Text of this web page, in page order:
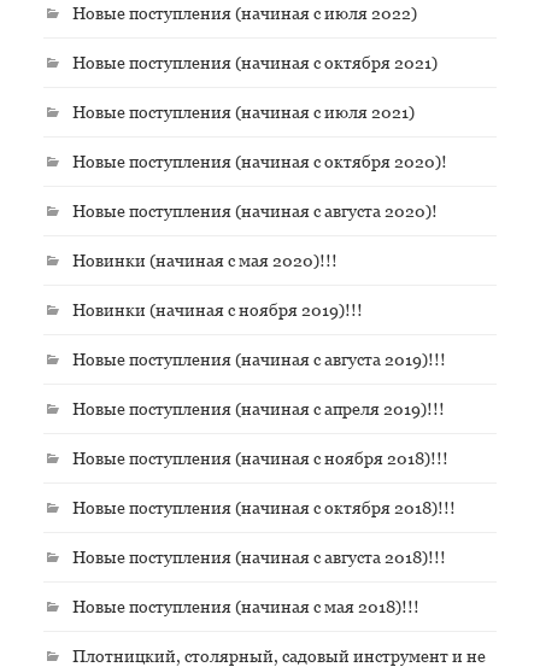
Новые поступления (начиная с июля 2022)
Новые поступления (начиная с октября 2021)
Новые поступления (начиная с июля 2021)
Новые поступления (начиная с октября 2020)!
Новые поступления (начиная с августа 2020)!
Новинки (начиная с мая 2020)!!!
Новинки (начиная с ноября 2019)!!!
Новые поступления (начиная с августа 2019)!!!
Новые поступления (начиная с апреля 2019)!!!
Новые поступления (начиная с ноября 2018)!!!
Новые поступления (начиная с октября 2018)!!!
Новые поступления (начиная с августа 2018)!!!
Новые поступления (начиная с мая 2018)!!!
Плотницкий, столярный, садовый инструмент и не